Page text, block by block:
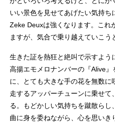
いい景色を見せてあげたい気持ち
Zeke Deuxは強くなります。これ
ますが、気合で乗り越えていこう
生きた証を熱狂と絶叫で示すよ
高揚エモメロナンバーの『Alive
に、とても大きな手の花を無数
走するアッパーチューンに乗せ
る。もどかしい気持ちを蹴散ら
曲に身を委ねながら、心を思いき